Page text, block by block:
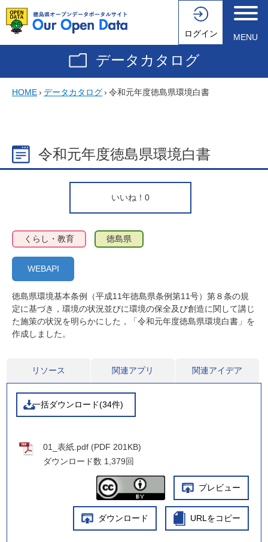
ログイン MENU
データカタログ
HOME› データカタログ› 令和元年度徳島県環境白書
令和元年度徳島県環境白書
いいね！ 0
くらし・教育 徳島県
WEBAPI
徳島県環境基本条例（平成11年徳島県条例第11号）第８条の規
定に基づき，環境の状況並びに環境の保全及び創造に関して講じ
た施策の状況を明らかにした，「令和元年度徳島県環境白書」を
作成しました。
リソース 関連アプリ 関連アイデア
一括ダウンロード(34件)
01_表紙.pdf (PDF 201KB)
ダウンロード数 1,379回
プレビュー
ダウンロード URLをコピー